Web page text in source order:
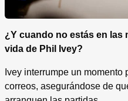
¿Y cuando no estás en las
vida de Phil Ivey?
Ivey interrumpe un
correos, asegurándose de